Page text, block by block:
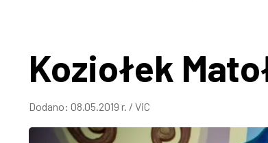
Koziołek
Dodano: 08.05.2019 r. / ViC